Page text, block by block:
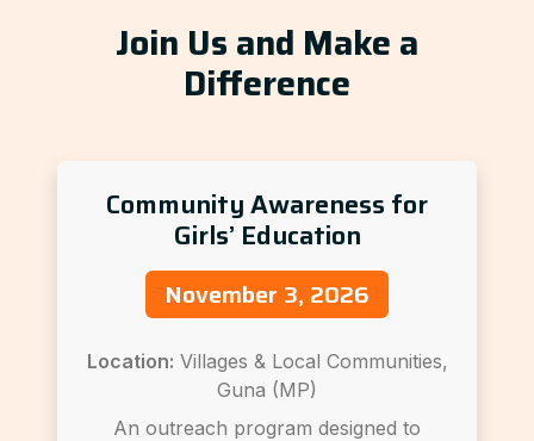
Join Us and Make a
Difference
Community Awareness for
Girls’ Education
November 3, 2026
Location: Villages & Local Communities,
Guna (MP)
An outreach program designed to